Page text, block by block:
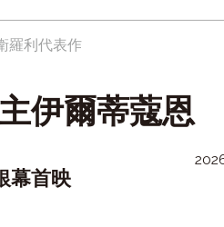
羅利代表作
伊爾蒂蔻恩
幕首映